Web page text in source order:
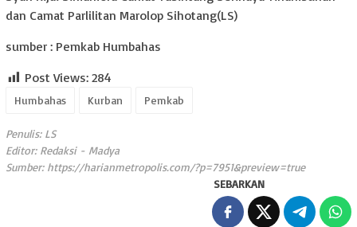
dan Camat Parlilitan Marolop Sihotang(LS)
sumber : Pemkab Humbahas
Post Views: 284
Humbahas Kurban Pemkab
Penulis: LS
Editor: Redaksi - Madya
Sumber: https://harianmetropolis.com/?p=7951&preview=true
SEBARKAN